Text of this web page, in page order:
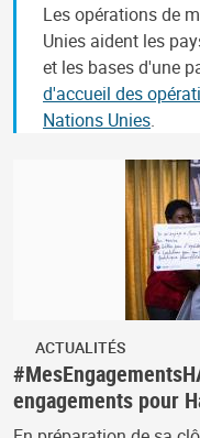
Les opérations de
Unies aident les
et les bases d'une
d'accueil des
Nations Unies.
ACTUALITÉS
engagements pour